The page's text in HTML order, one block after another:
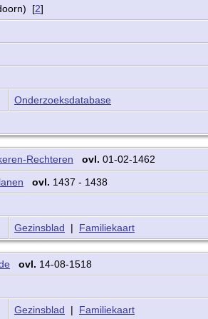
[2]
Onderzoeksdatabase
Rechteren ovl. 01-02-1462
ovl. 1437 - 1438
Gezinsblad | Familiekaart
ovl. 14-08-1518
Gezinsblad | Familiekaart